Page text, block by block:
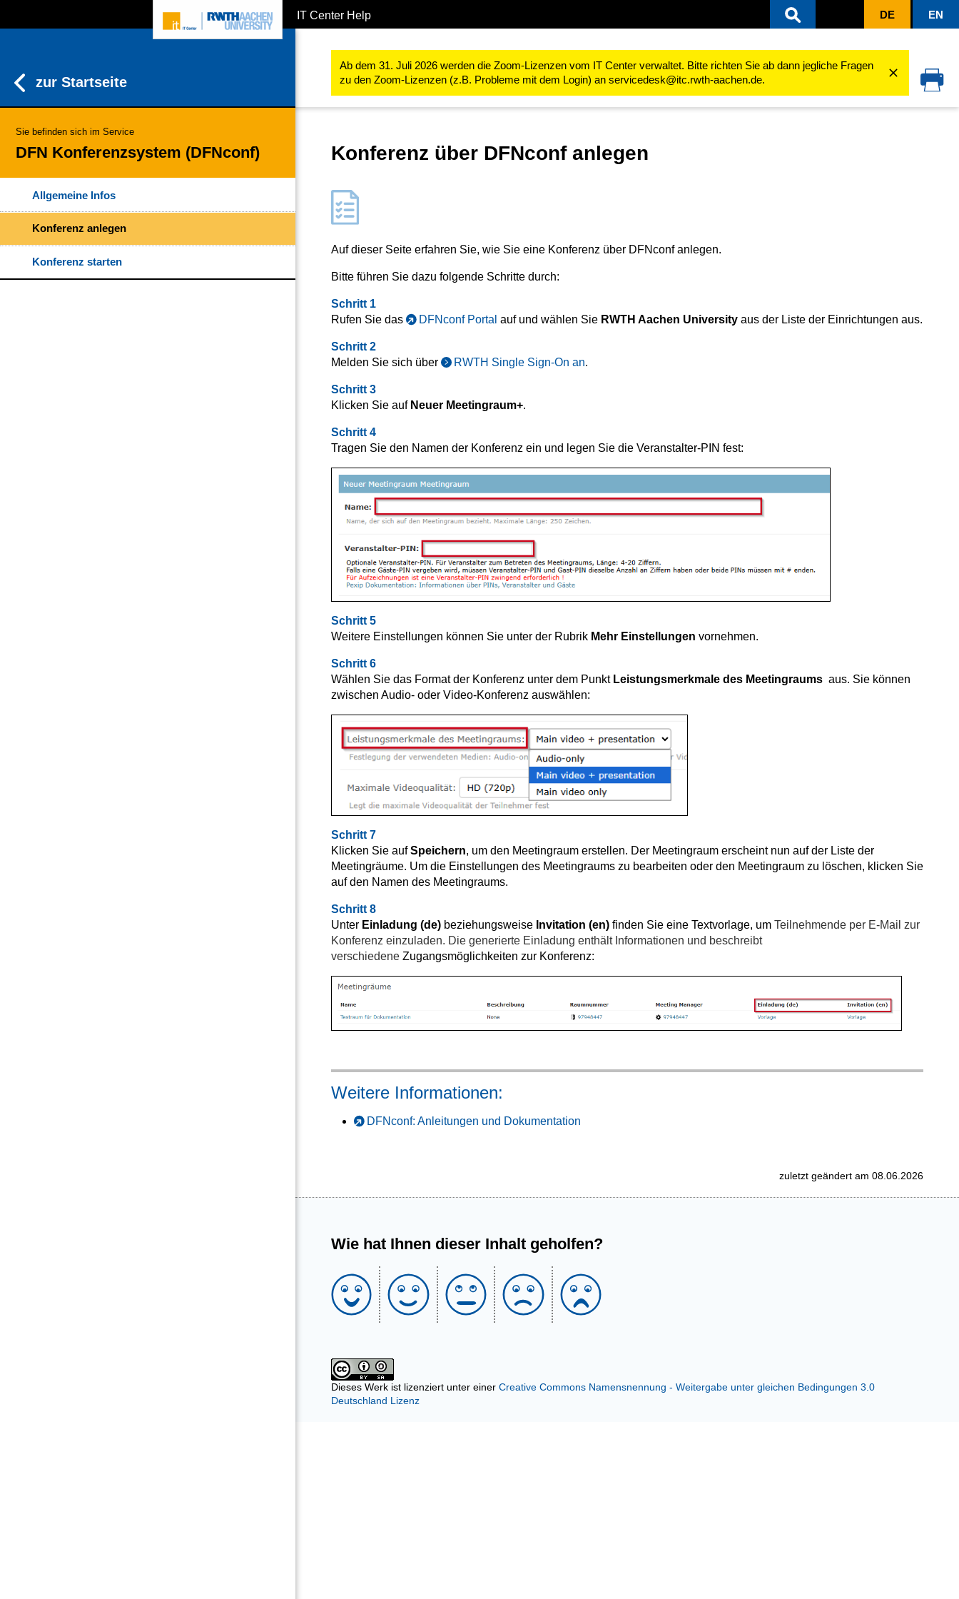
IT Center Help DE EN
zur Startseite
Sie befinden sich im Service
DFN Konferenzsystem (DFNconf)
Allgemeine Infos
Konferenz anlegen
Konferenz starten
Ab dem 31. Juli 2026 werden die Zoom-Lizenzen vom IT Center verwaltet. Bitte richten Sie ab dann jegliche Fragen
zu den Zoom-Lizenzen (z.B. Probleme mit dem Login) an servicedesk@itc.rwth-aachen.de.
Kollaboration DFN Konferenzsystem (DFNconf) Konferenz anlegen
Konferenz über DFNconf anlegen
Auf dieser Seite erfahren Sie, wie Sie eine Konferenz über DFNconf anlegen.
Bitte führen Sie dazu folgende Schritte durch:
Schritt 1
Rufen Sie das
DFNconf Portal auf und wählen Sie RWTH Aachen University aus der Liste der Einrichtungen aus.
Schritt 2
Melden Sie sich über
RWTH Single Sign-On an.
Schritt 3
Klicken Sie auf Neuer Meetingraum+.
Schritt 4
Tragen Sie den Namen der Konferenz ein und legen Sie die Veranstalter-PIN fest:
Schritt 5
Weitere Einstellungen können Sie unter der Rubrik Mehr Einstellungen vornehmen.
Schritt 6
Wählen Sie das Format der Konferenz unter dem Punkt Leistungsmerkmale des Meetingraums aus. Sie können
zwischen Audio- oder Video-Konferenz auswählen:
Schritt 7
Klicken Sie auf Speichern, um den Meetingraum erstellen. Der Meetingraum erscheint nun auf der Liste der
Meetingräume. Um die Einstellungen des Meetingraums zu bearbeiten oder den Meetingraum zu löschen, klicken Sie
auf den Namen des Meetingraums.
Schritt 8
Unter Einladung (de) beziehungsweise Invitation (en) finden Sie eine Textvorlage, um Teilnehmende per E-Mail zur
Konferenz einzuladen. Die generierte Einladung enthält Informationen und beschreibt
verschiedene Zugangsmöglichkeiten zur Konferenz:
Weitere Informationen:
DFNconf: Anleitungen und Dokumentation
zuletzt geändert am 08.06.2026
Wie hat Ihnen dieser Inhalt geholfen?
Dieses Werk ist lizenziert unter einer Creative Commons Namensnennung - Weitergabe unter gleichen Bedingungen 3.0
Deutschland Lizenz